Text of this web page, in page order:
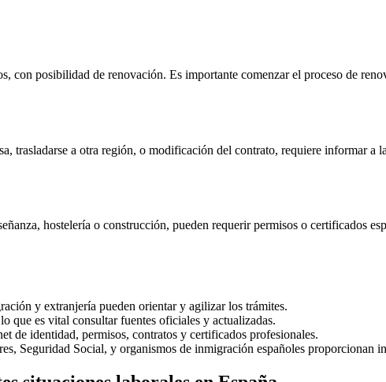
con posibilidad de renovación. Es importante comenzar el proceso de
trasladarse a otra región, o modificación del contrato, requiere informar a
hostelería o construcción, pueden requerir permisos o certificados
y extranjería pueden orientar y agilizar los trámites.
que es vital consultar fuentes oficiales y actualizadas.
de identidad, permisos, contratos y certificados profesionales.
Seguridad Social, y organismos de inmigración españoles proporcionan